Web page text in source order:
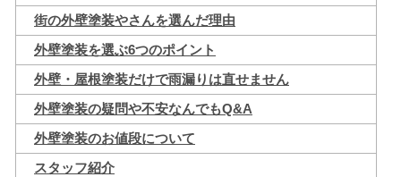
街の外壁塗装やさんを選んだ理由
外壁塗装を選ぶ6つのポイント
外壁・屋根塗装だけで雨漏りは直せません
外壁塗装の疑問や不安なんでもQ&A
外壁塗装のお値段について
スタッフ紹介